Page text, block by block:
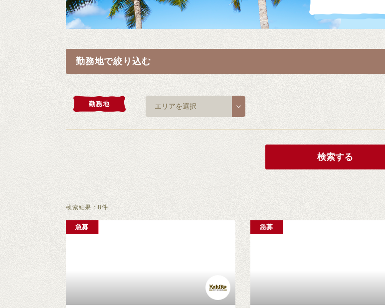
勤務地で絞り込む
勤務地
検索結果： 8件
急募 急募